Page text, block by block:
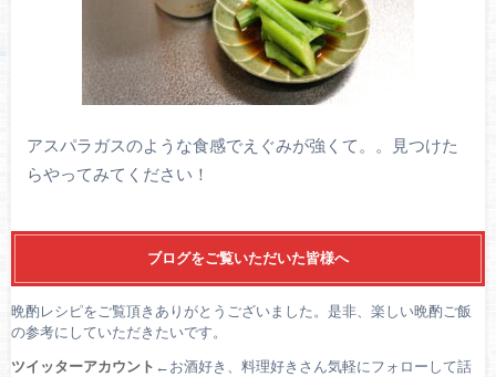
アスパラガスのような食感でえぐみが強くて。。見つけた
らやってみてください！
ブログをご覧いただいた皆様へ
晩酌レシピをご覧頂きありがとうございました。是非、楽しい晩酌ご飯
の参考にしていただきたいです。
ツイッターアカウント ←お酒好き、料理好きさん気軽にフォローして話